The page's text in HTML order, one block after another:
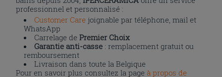
professionnel et personnalisé :
Customer Care joignable par téléphone, mail et
WhatsApp
Carrelage dePremier Choix
Garantie anti-casse : remplacement gratuit ou
remboursement
Livraison dans toute la Belgique
Pour en savoir plus consultez la page à propos de